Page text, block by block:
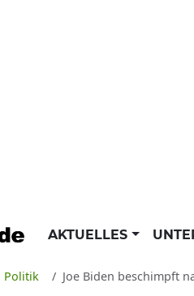
AKTUELLES
Politik Joe Biden beschimpft nach